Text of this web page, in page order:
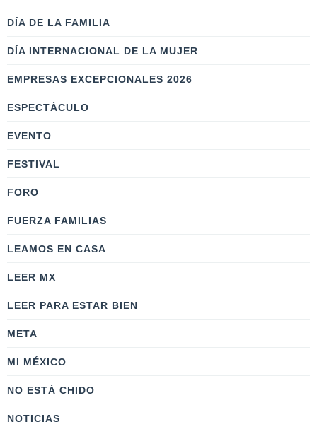
DÍA DE LA FAMILIA
DÍA INTERNACIONAL DE LA MUJER
EMPRESAS EXCEPCIONALES 2026
ESPECTÁCULO
EVENTO
FESTIVAL
FORO
FUERZA FAMILIAS
LEAMOS EN CASA
LEER MX
LEER PARA ESTAR BIEN
META
MI MÉXICO
NO ESTÁ CHIDO
NOTICIAS